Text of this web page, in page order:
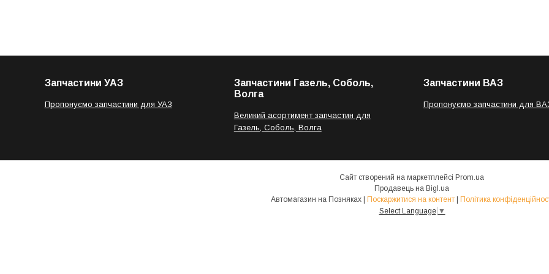
Запчастини УАЗ
Пропонуємо запчастини для УАЗ
Запчастини Газель, Соболь,
Волга
Великий асортимент запчастин для
Газель, Соболь, Волга
Запчастини ВАЗ
Пропонуємо запчастини для
Сайт створений на маркетплейсі Prom.ua
Продавець на Bigl.ua
Автомагазин на Позняках | Поскаржитися на контент | Політика
Select Language ▼